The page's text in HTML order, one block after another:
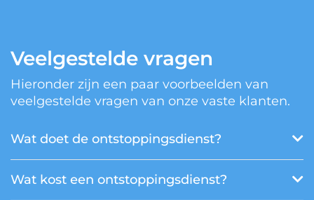
Veelgestelde vragen
Hieronder zijn een paar voorbeelden van
veelgestelde vragen van onze vaste klanten.
Wat doet de ontstoppingsdienst?
Wat kost een ontstoppingsdienst?